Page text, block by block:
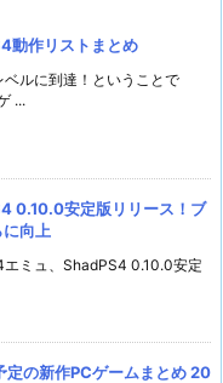
動作リストまとめ
ルに到達！ということで
...
0.10.0安定版リリース！ブ
向上
ミュ、ShadPS4 0.10.0安定
定の新作PCゲームまとめ 20